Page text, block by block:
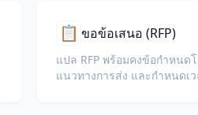
📋 ขอข้อเสนอ (RFP)
แปล RFP พร้อมคงข้อกำหนด
แนวทางการส่ง และกำหนดเว